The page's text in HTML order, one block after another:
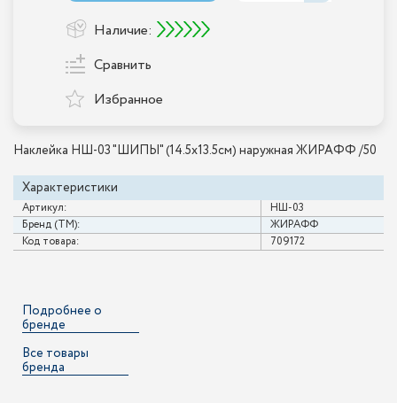
Наклейка НШ-03 "ШИПЫ" (14.5х13.5см) наружная ЖИРАФФ /50
Характеристики
Артикул:
НШ-03
Бренд (ТМ):
ЖИРАФФ
Код товара:
709172
Наличие:
Сравнить
Избранное
Подробнее о
бренде
Все товары
бренда